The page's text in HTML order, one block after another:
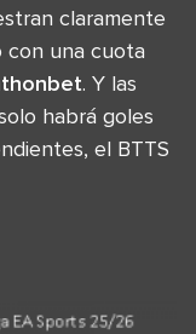
claramente
con una cuota
. Y las
habrá goles
el BTTS